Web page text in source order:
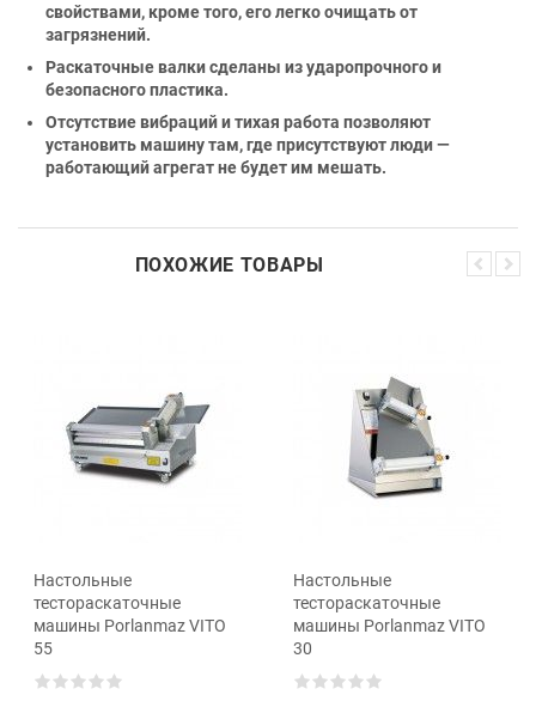
свойствами, кроме того, его легко очищать от
загрязнений.
Раскаточные валки сделаны из ударопрочного и
безопасного пластика.
Отсутствие вибраций и тихая работа позволяют
установить машину там, где присутствуют люди —
работающий агрегат не будет им мешать.
ПОХОЖИЕ ТОВАРЫ
Настольные
тестораскаточные
машины Porlanmaz VITO
55
Настольные
тестораскаточные
машины Porlanmaz VITO
30